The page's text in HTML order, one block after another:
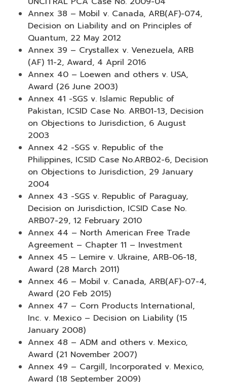
Annex 38 – Mobil v. Canada, ARB(AF)-074,
Decision on Liability and on Principles of
Quantum, 22 May 2012
Annex 39 – Crystallex v. Venezuela, ARB
(AF) 11-2, Award, 4 April 2016
Annex 40 – Loewen and others v. USA,
Award (26 June 2003)
Annex 41 -SGS v. Islamic Republic of
Pakistan, ICSID Case No. ARB01-13, Decision
on Objections to Jurisdiction, 6 August
2003
Annex 42 -SGS v. Republic of the
Philippines, ICSID Case No.ARB02-6, Decision
on Objections to Jurisdiction, 29 January
2004
Annex 43 -SGS v. Republic of Paraguay,
Decision on Jurisdiction, ICSID Case No.
ARB07-29, 12 February 2010
Annex 44 – North American Free Trade
Agreement – Chapter 11 – Investment
Annex 45 – Lemire v. Ukraine, ARB-06-18,
Award (28 March 2011)
Annex 46 – Mobil v. Canada, ARB(AF)-07-4,
Award (20 Feb 2015)
Annex 47 – Corn Products International,
Inc. v. Mexico – Decision on Liability (15
January 2008)
Annex 48 – ADM and others v. Mexico,
Award (21 November 2007)
Annex 49 – Cargill, Incorporated v. Mexico,
Award (18 September 2009)